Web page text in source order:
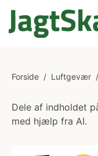
Forside / Luftgevær /
Dele af indholdet
med hjælp fra AI.